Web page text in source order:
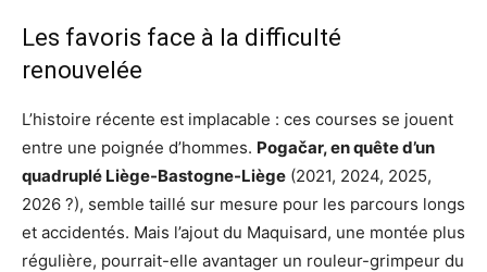
Les favoris face à la difficulté
renouvelée
L’histoire récente est implacable : ces courses se jouent
entre une poignée d’hommes. Pogačar, en quête d’un
quadruplé Liège-Bastogne-Liège (2021, 2024, 2025,
2026 ?), semble taillé sur mesure pour les parcours longs
et accidentés. Mais l’ajout du Maquisard, une montée plus
régulière, pourrait-elle avantager un rouleur-grimpeur du